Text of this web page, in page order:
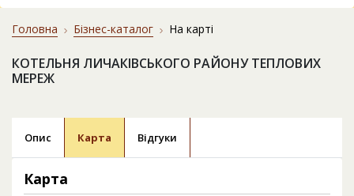
Головна Бізнес-каталог На карті
КОТЕЛЬНЯ ЛИЧАКІВСЬКОГО РАЙОНУ ТЕПЛОВИХ
МЕРЕЖ
Опис Карта Відгуки
Карта